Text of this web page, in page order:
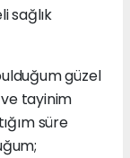
sağlık
güzel
tayinim
süre